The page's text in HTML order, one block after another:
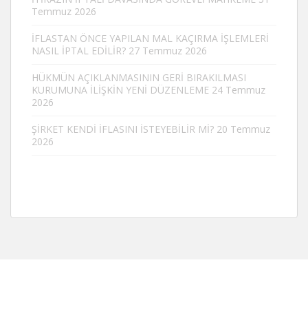
Temmuz 2026
İFLASTAN ÖNCE YAPILAN MAL KAÇIRMA İŞLEMLERİ
NASIL İPTAL EDİLİR? 27 Temmuz 2026
HÜKMÜN AÇIKLANMASININ GERİ BIRAKILMASI
KURUMUNA İLİŞKİN YENİ DÜZENLEME 24 Temmuz
2026
ŞİRKET KENDİ İFLASINI İSTEYEBİLİR Mİ? 20 Temmuz
2026